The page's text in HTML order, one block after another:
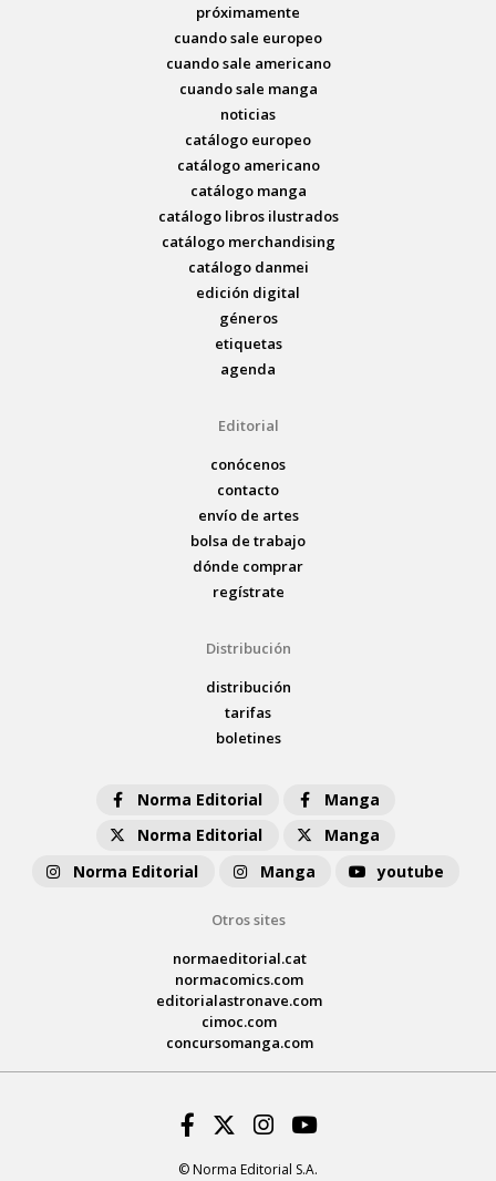
próximamente
cuando sale europeo
cuando sale americano
cuando sale manga
noticias
catálogo europeo
catálogo americano
catálogo manga
catálogo libros ilustrados
catálogo merchandising
catálogo danmei
edición digital
géneros
etiquetas
agenda
Editorial
conócenos
contacto
envío de artes
bolsa de trabajo
dónde comprar
regístrate
Distribución
distribución
tarifas
boletines
Norma Editorial
Manga
Norma Editorial
Manga
Norma Editorial
Manga youtube
Otros sites
normaeditorial.cat
normacomics.com
editorialastronave.com
cimoc.com
concursomanga.com
© Norma Editorial S.A.
Facebook
Twitter
Instagram
Youtube